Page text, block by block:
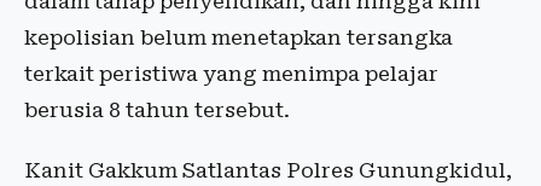
kepolisian belum menetapkan tersangka
terkait peristiwa yang menimpa pelajar
berusia 8 tahun tersebut.
Kanit Gakkum Satlantas Polres Gunungkidul,